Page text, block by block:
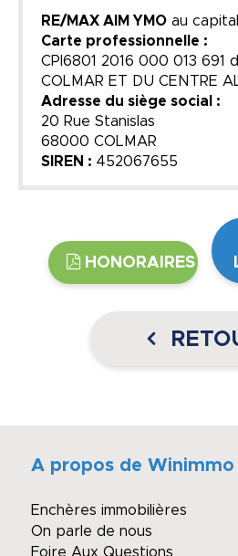
RE/MAX AIM YMO au
Carte professionnelle :
CPI6801 2016 000 013 691
COLMAR ET DU CENTRE
Adresse du siège social :
20 Rue Stanislas
68000 COLMAR
SIREN : 452067655
HONORAIRES
A propos de Winimmo
Enchères immobilières
On parle de nous
Foire Aux Questions